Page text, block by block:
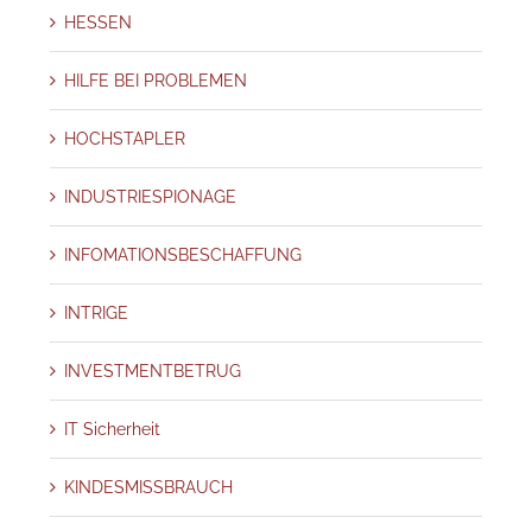
HESSEN
HILFE BEI PROBLEMEN
HOCHSTAPLER
INDUSTRIESPIONAGE
INFOMATIONSBESCHAFFUNG
INTRIGE
INVESTMENTBETRUG
IT Sicherheit
KINDESMISSBRAUCH